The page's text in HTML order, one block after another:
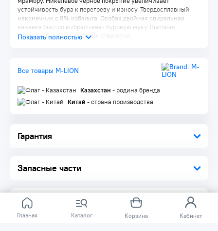
Главная Каталог Корзина Кабинет
Гарантия
Запасные части
устойчивость бура к перегреву и износу. Твердосплавный
наконечник с 8% кобальта. Особая двойная спиральная
канавка быстро выбрасывает буровую муку. Высокая
скорость бурения глубоких отверстий.
Все товары M-LION
Казахстан - родина бренда
Китай - страна производства